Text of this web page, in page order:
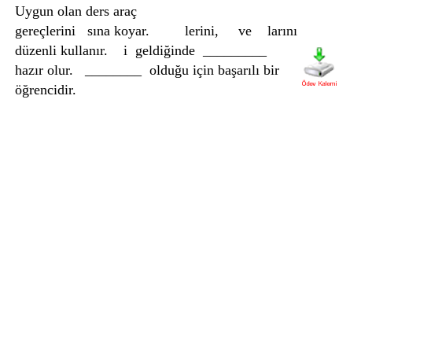
Uygun olan ders araç
gereçlerini sına koyar. lerini, ve larını
düzenli kullanır. i geldiğinde _________
hazır olur. ________ olduğu için başarılı bir
öğrencidir.